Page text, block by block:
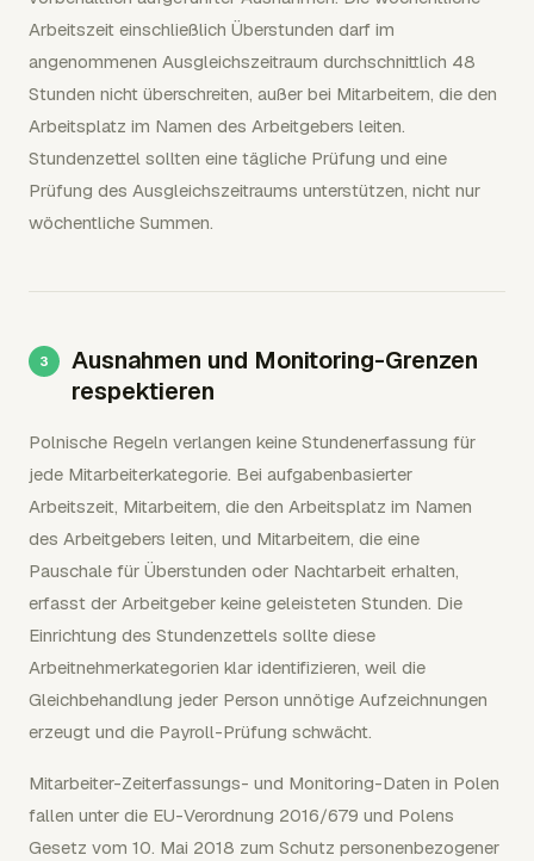
Arbeitszeit einschließlich Überstunden darf im
angenommenen Ausgleichszeitraum durchschnittlich 48
Stunden nicht überschreiten, außer bei Mitarbeitern, die den
Arbeitsplatz im Namen des Arbeitgebers leiten.
Stundenzettel sollten eine tägliche Prüfung und eine
Prüfung des Ausgleichszeitraums unterstützen, nicht nur
wöchentliche Summen.
Ausnahmen und Monitoring-Grenzen
respektieren
Polnische Regeln verlangen keine Stundenerfassung für
jede Mitarbeiterkategorie. Bei aufgabenbasierter
Arbeitszeit, Mitarbeitern, die den Arbeitsplatz im Namen
des Arbeitgebers leiten, und Mitarbeitern, die eine
Pauschale für Überstunden oder Nachtarbeit erhalten,
erfasst der Arbeitgeber keine geleisteten Stunden. Die
Einrichtung des Stundenzettels sollte diese
Arbeitnehmerkategorien klar identifizieren, weil die
Gleichbehandlung jeder Person unnötige Aufzeichnungen
erzeugt und die Payroll-Prüfung schwächt.
Mitarbeiter-Zeiterfassungs- und Monitoring-Daten in Polen
fallen unter die EU-Verordnung 2016/679 und Polens
Gesetz vom 10. Mai 2018 zum Schutz personenbezogener